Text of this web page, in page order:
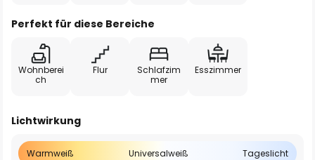
Perfekt für diese Bereiche
Wohnberei
ch
Flur
Schlafzim
mer
Esszimmer
Lichtwirkung
Warmweiß Universalweiß Tageslicht